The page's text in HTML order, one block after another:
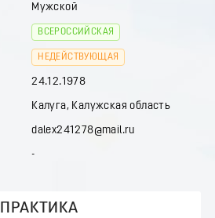
Мужской
ВСЕРОССИЙСКАЯ
НЕДЕЙСТВУЮЩАЯ
24.12.1978
Калуга, Калужская область
dalex241278@mail.ru
-
ПРАКТИКА